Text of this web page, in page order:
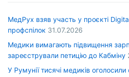
МедРух взяв участь у проєкті
профспілок 31.07.2026
Медики вимагають підвищення
зареєстрували петицію до Кабміну
У Румунії тисячі медиків